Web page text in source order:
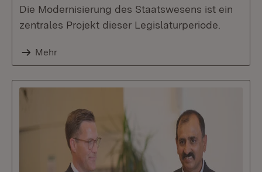
Die Modernisierung des Staatswesens ist ein
zentrales Projekt dieser Legislaturperiode.
Mehr